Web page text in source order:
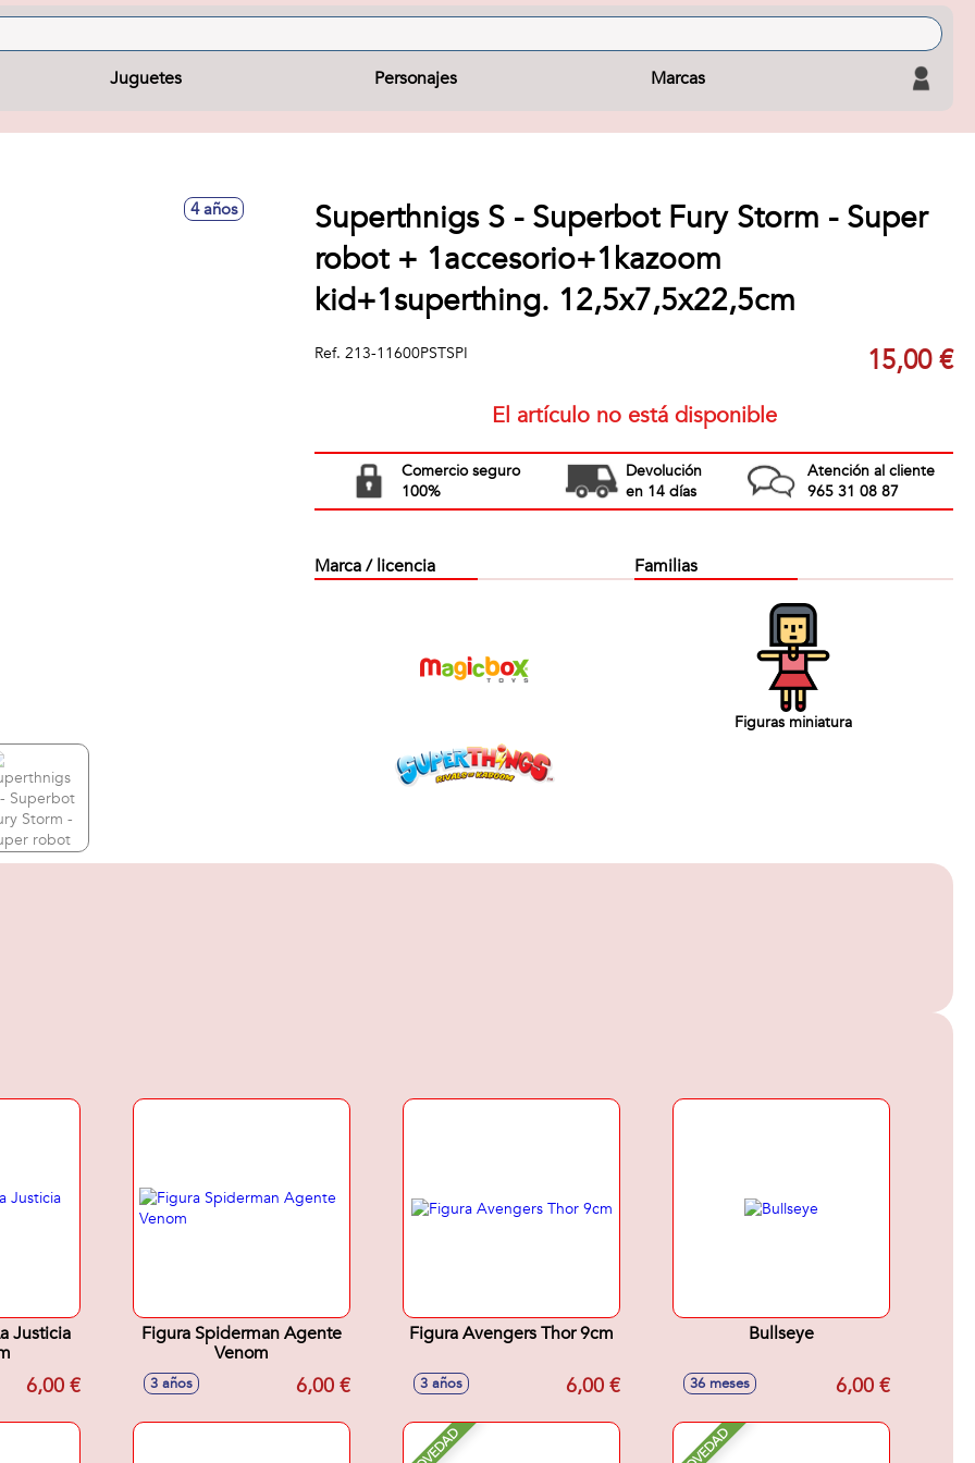
Juguetes Personajes Marcas
4 años
Superthnigs S - Superbot Fury Storm - Super
robot + 1accesorio+1kazoom
kid+1superthing. 12,5x7,5x22,5cm
Ref. 213-11600PSTSPI 15,00 €
El artículo no está disponible
Comercio seguro
100%
Devolución
en 14 días
Atención al cliente
965 31 08 87
Marca / licencia Familias
Figuras miniatura
Justicia
6,00 €
Figura Spiderman Agente
Venom
3 años 6,00 €
Figura Avengers Thor 9cm
3 años 6,00 €
Bullseye
36 meses 6,00 €